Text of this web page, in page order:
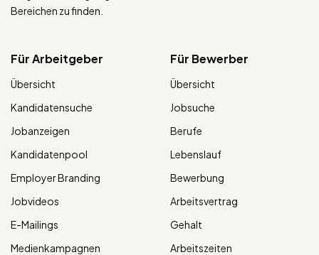
Bereichen zu finden.
Für Arbeitgeber
Übersicht
Kandidatensuche
Jobanzeigen
Kandidatenpool
Employer Branding
Jobvideos
E-Mailings
Medienkampagnen
Für Bewerber
Übersicht
Jobsuche
Berufe
Lebenslauf
Bewerbung
Arbeitsvertrag
Gehalt
Arbeitszeiten